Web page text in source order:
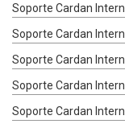
Soporte Cardan
Soporte Cardan
Soporte Cardan
Soporte Cardan
Soporte Cardan